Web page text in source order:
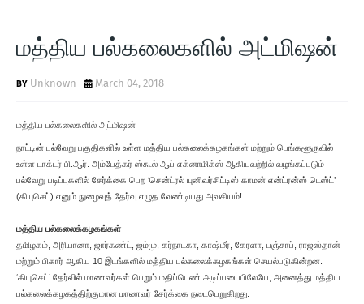
மத்திய பல்கலைகளில் அட்மிஷன்
Unknown March 04, 2018
மத்திய பல்கலைகளில் அட்மிஷன்
நாட்டின் பல்வேறு பகுதிகளில் உள்ள மத்திய பல்கலைக்கழகங்கள் மற்றும் பெங்களூருவில்
உள்ள டாக்டர் பி.ஆர். அம்பேத்கர் ஸ்கூல் ஆப் எக்னாமிக்ஸ் ஆகியவற்றில் வழங்கப்படும்
பல்வேறு படிப்புகளில் சேர்க்கை பெற ‘சென்ட்ரல் யுனிவர்சிட்டிஸ் காமன் என்ட்ரன்ஸ் டெஸ்ட்’
(கியுசெட்) எனும் நுழைவுத் தேர்வு எழுத வேண்டியது அவசியம்!
மத்திய பல்கலைக்கழகங்கள்
தமிழகம், அரியானா, ஜார்கண்ட், ஜம்மு, கர்நாடகா, காஷ்மீர், கேரளா, பஞ்சாப், ராஜஸ்தான்
மற்றும் பிகார் ஆகிய 10 இடங்களில் மத்திய பல்கலைக்கழகங்கள் செயல்படுகின்றன.
‘கியுசெட்’ தேர்வில் மாணவர்கள் பெறும் மதிப்பெண் அடிப்படையிலேயே, அனைத்து மத்திய
பல்கலைக்கழகத்திற்குமான மாணவர் சேர்க்கை நடைபெறுகிறது.